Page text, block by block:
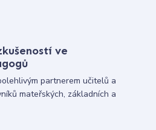
ve
partnerem učitelů a
mateřských, základních a